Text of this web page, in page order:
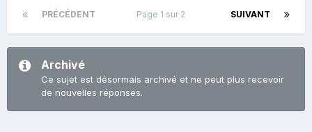
PRÉCÉDENT SUIVANT
Page 1 sur 2
Archivé
Ce sujet est désormais archivé et ne peut plus recevoir
de nouvelles réponses.